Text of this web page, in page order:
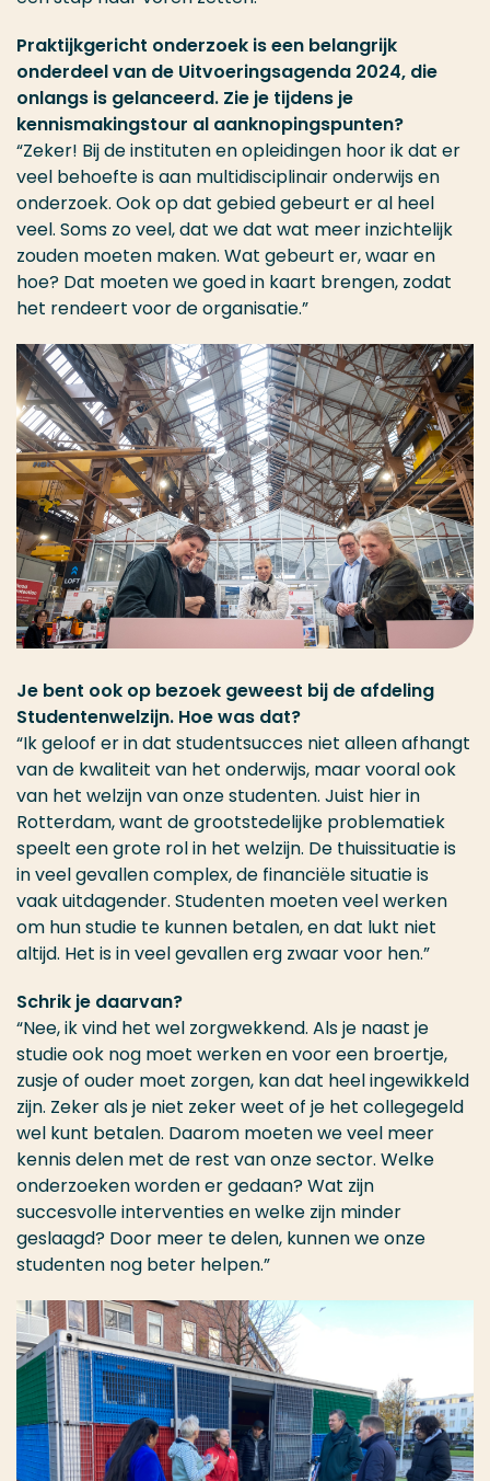
Praktijkgericht onderzoek is een belangrijk
onderdeel van de Uitvoeringsagenda 2024, die
onlangs is gelanceerd. Zie je tijdens je
kennismakingstour al aanknopingspunten?
“Zeker! Bij de instituten en opleidingen hoor ik dat er
veel behoefte is aan multidisciplinair onderwijs en
onderzoek. Ook op dat gebied gebeurt er al heel
veel. Soms zo veel, dat we dat wat meer inzichtelijk
zouden moeten maken. Wat gebeurt er, waar en
hoe? Dat moeten we goed in kaart brengen, zodat
het rendeert voor de organisatie.”
Je bent ook op bezoek geweest bij de afdeling
Studentenwelzijn. Hoe was dat?
“Ik geloof er in dat studentsucces niet alleen afhangt
van de kwaliteit van het onderwijs, maar vooral ook
van het welzijn van onze studenten. Juist hier in
Rotterdam, want de grootstedelijke problematiek
speelt een grote rol in het welzijn. De thuissituatie is
in veel gevallen complex, de financiële situatie is
vaak uitdagender. Studenten moeten veel werken
om hun studie te kunnen betalen, en dat lukt niet
altijd. Het is in veel gevallen erg zwaar voor hen.”
Schrik je daarvan?
“Nee, ik vind het wel zorgwekkend. Als je naast je
studie ook nog moet werken en voor een broertje,
zusje of ouder moet zorgen, kan dat heel ingewikkeld
zijn. Zeker als je niet zeker weet of je het collegegeld
wel kunt betalen. Daarom moeten we veel meer
kennis delen met de rest van onze sector. Welke
onderzoeken worden er gedaan? Wat zijn
succesvolle interventies en welke zijn minder
geslaagd? Door meer te delen, kunnen we onze
studenten nog beter helpen.”